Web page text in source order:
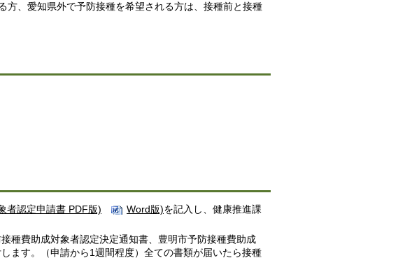
方、愛知県外で予防接種を希望される方は、接種前と接種
者認定申請書 PDF版) Word版)を記入し、健康推進課
種費助成対象者認定決定通知書、豊明市予防接種費助成
ます。（申請から1週間程度）全ての書類が届いたら接種